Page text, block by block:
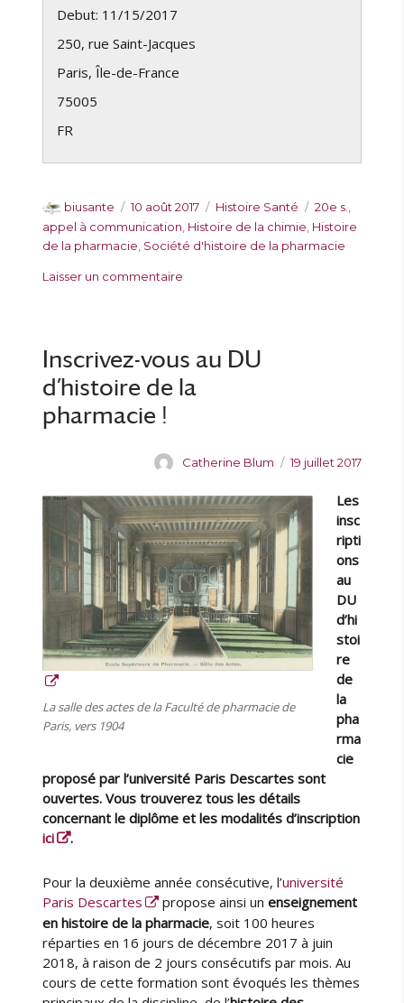
Debut: 11/15/2017
250, rue Saint-Jacques
Paris, Île-de-France
75005
FR
A
u
t
u
biusante
P
u
b
i
10 août 2017
C
a
t
e
Histoire Santé
É
t
i
20e s.
appel à communication Histoire de la chimie Histoire
de la pharmacie Société d'histoire de la pharmacie
Laisser un commentaire
l
’
i
i
n
e
a
u
l
a
o
r
t
e
p
h
m
a
c
e
u
Inscrivez-vous au DU
d’histoire de la
pharmacie !
A
t
e
u
r
Catherine Blum
P
b
l
é
e
19 juillet 2017
La salle des actes de la Faculté de pharmacie de
Paris, vers 1904
Les
insc
ripti
ons
au
DU
d’hi
stoi
re
de
la
pha
rma
cie
proposé par l’université Paris Descartes sont
ouvertes. Vous trouverez tous les détails
concernant le diplôme et les modalités d’inscription
ici
.
Pour la deuxième année consécutive, l’université
Paris Descartes
propose ainsi unenseignement
en histoire de la pharmacie, soit 100 heures
réparties en 16 jours de décembre 2017 à juin
2018, à raison de 2 jours consécutifs par mois. Au
cours de cette formation sont évoqués les thèmes